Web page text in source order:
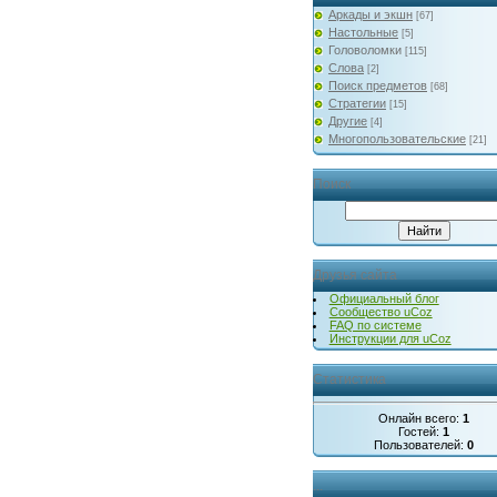
Аркады и экшн [67]
Настольные [5]
Головоломки [115]
Слова [2]
Поиск предметов [68]
Стратегии [15]
Другие [4]
Многопользовательские [21]
Поиск
Друзья сайта
Официальный блог
Сообщество uCoz
FAQ по системе
Инструкции для uCoz
Статистика
Онлайн всего: 1
Гостей: 1
Пользователей: 0
...